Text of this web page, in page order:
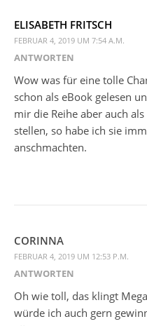
ELISABETH FRITSCH
FEBRUAR 4, 2019 UM 7:54 A.M.
ANTWORTEN
Wow was für eine tolle
schon als eBook gelesen
mir die Reihe aber auch
stellen, so habe ich sie
anschmachten.
CORINNA
FEBRUAR 4, 2019 UM 12:53 P.M.
ANTWORTEN
Oh wie toll, das klingt
würde ich auch gern